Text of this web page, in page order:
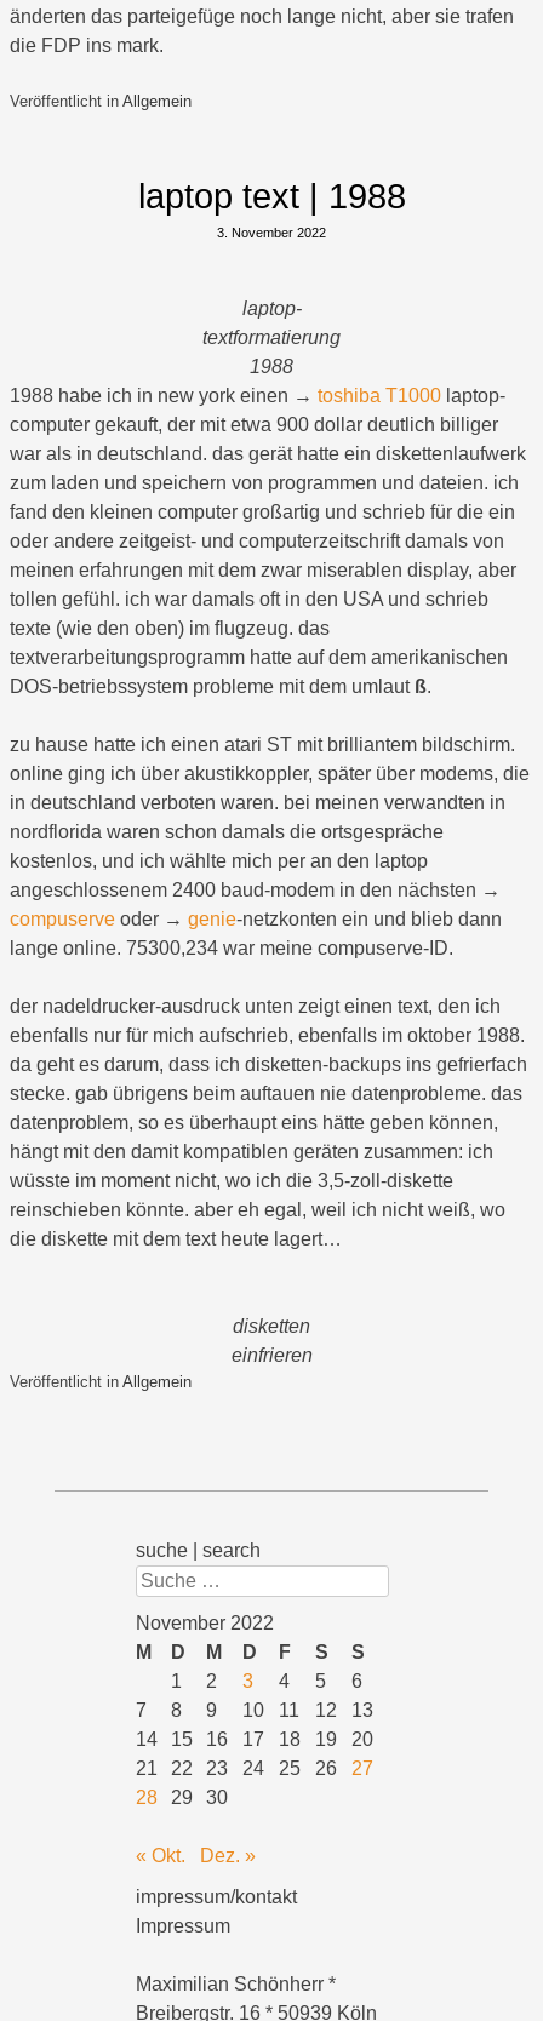
änderten das parteigefüge noch lange nicht, aber sie trafen
die FDP ins mark.
Veröffentlicht in Allgemein
laptop text | 1988
3. November 2022
laptop-
textformatierung
1988
1988 habe ich in new york einen → toshiba T1000 laptop-
computer gekauft, der mit etwa 900 dollar deutlich billiger
war als in deutschland. das gerät hatte ein diskettenlaufwerk
zum laden und speichern von programmen und dateien. ich
fand den kleinen computer großartig und schrieb für die ein
oder andere zeitgeist- und computerzeitschrift damals von
meinen erfahrungen mit dem zwar miserablen display, aber
tollen gefühl. ich war damals oft in den USA und schrieb
texte (wie den oben) im flugzeug. das
textverarbeitungsprogramm hatte auf dem amerikanischen
DOS-betriebssystem probleme mit dem umlaut ß.
zu hause hatte ich einen atari ST mit brilliantem bildschirm.
online ging ich über akustikkoppler, später über modems, die
in deutschland verboten waren. bei meinen verwandten in
nordflorida waren schon damals die ortsgespräche
kostenlos, und ich wählte mich per an den laptop
angeschlossenem 2400 baud-modem in den nächsten →
compuserve oder → genie-netzkonten ein und blieb dann
lange online. 75300,234 war meine compuserve-ID.
der nadeldrucker-ausdruck unten zeigt einen text, den ich
ebenfalls nur für mich aufschrieb, ebenfalls im oktober 1988.
da geht es darum, dass ich disketten-backups ins gefrierfach
stecke. gab übrigens beim auftauen nie datenprobleme. das
datenproblem, so es überhaupt eins hätte geben können,
hängt mit den damit kompatiblen geräten zusammen: ich
wüsste im moment nicht, wo ich die 3,5-zoll-diskette
reinschieben könnte. aber eh egal, weil ich nicht weiß, wo
die diskette mit dem text heute lagert…
disketten
einfrieren
Veröffentlicht in Allgemein
suche | search
Suchen
November 2022
M
D M D F S
S
1
2 3 4 5
6
7
8 9 10 11 12
13
14
15 16 17 18 19
20
21
22 23 24 25 26
27
28
29 30
« Okt.
Dez. »
impressum/kontakt
Impressum
Maximilian Schönherr *
Breibergstr. 16 * 50939 Köln